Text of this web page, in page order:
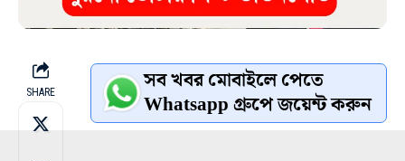
SHARE সব খবর মোবাইলে পেতে
Whatsapp গ্রুপে জয়েন্ট করুন